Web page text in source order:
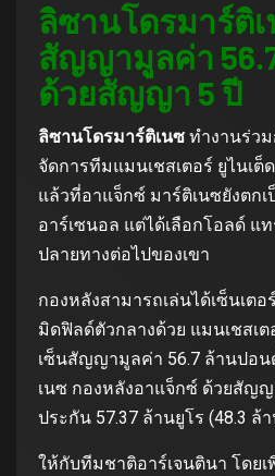
ลิซานโดรมาร์ติ
สัญญามูลค่า
ด้วยสัญญา 5 ปี
ลิซานโดรมาร์ติเนซ ทํางานร่วม
จัดการทีมแมนเชสเตอร์ ยูไนเ
แล้วที่อาแจ็กซ์ มาร์ติเนซยังตกเ
อาร์เซนอล แต่ได้เลือกโอลด์ แ
ปลายทางต่อไปของเขา
กองหลังสามารถเล่นได้เซ็นเต
มิดฟิลด์ตัวกลางด้วย แมนเชสเต
เซ็นสัญญามูลค่า 56.7 ล้านปอ
เนซ กองหลังอาแจ็กซ์ ด้วยสัญญ
ประกัน 57.37 ล้านยูโร (48.3 ล้
ให้กับทีมชาติอาร์เจนตินา โดยเ